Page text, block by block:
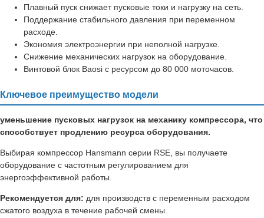
Плавный пуск снижает пусковые токи и нагрузку на сеть.
Поддержание стабильного давления при переменном
расходе.
Экономия электроэнергии при неполной нагрузке.
Снижение механических нагрузок на оборудование.
Винтовой блок Baosi с ресурсом до 80 000 моточасов.
Ключевое преимущество модели
уменьшение пусковых нагрузок на механику компрессора, что
способствует продлению ресурса оборудования.
Выбирая компрессор Hansmann серии RSE, вы получаете
оборудование с частотным регулированием для
энергоэффективной работы.
Рекомендуется для: для производств с переменным расходом
сжатого воздуха в течение рабочей смены.